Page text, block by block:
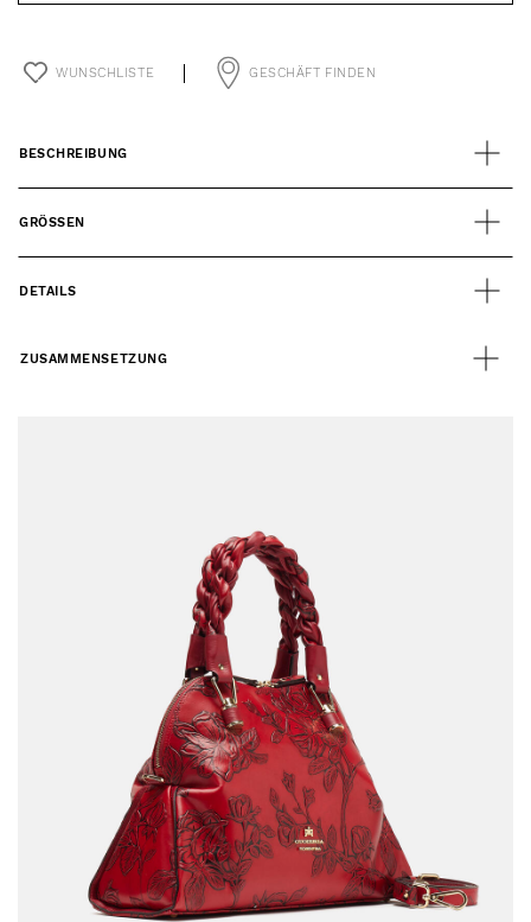
WUNSCHLISTE GESCHÄFT FINDEN
BESCHREIBUNG
GRÖSSEN
DETAILS
ZUSAMMENSETZUNG